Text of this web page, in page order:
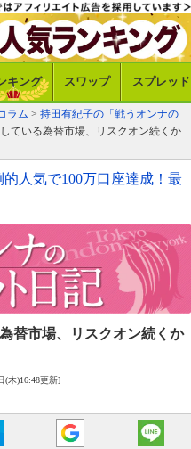
キング スワップ スプレッド
ラム > 持田有紀子の「戦うオンナの
ている為替市場、リスクオン続くか
的人気で100万口座達成！最
替市場、
リスクオン続くか
(木)16:48更新]